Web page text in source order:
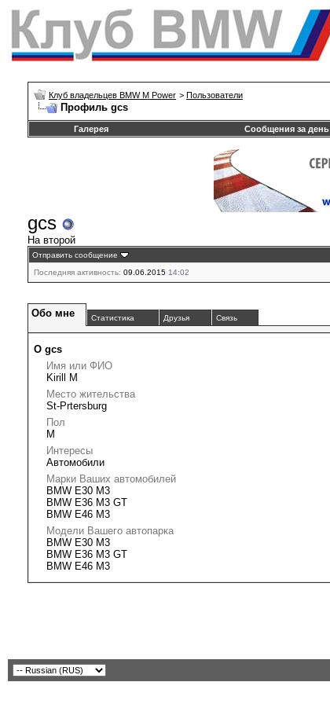
Клуб владельцев BMW M Power > Пользователи
Профиль gcs
Галерея Сообщения за день
gcs
На второй
Отправить сообщение
Последняя активность: 09.06.2015 14:02
Обо мне Статистика Друзья Связь
О gcs
Имя или ФИО
Kirill M
Место жительства
St-Prtersburg
Пол
M
Интересы
Автомобили
Марки Ваших автомобилей
BMW E30 M3
BMW E36 M3 GT
BMW E46 M3
Модели Вашего автопарка
BMW E30 M3
BMW E36 M3 GT
BMW E46 M3